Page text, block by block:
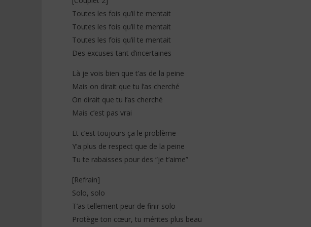
Toutes les fois qu’il te mentait
Toutes les fois qu’il te mentait
Toutes les fois qu’il te mentait
Des excuses tant d’incertaines
Là je vois bien que t’as de la peine
Mais on dirait que tu l’as cherché
On dirait que tu l’as cherché
Mais c’est pas vrai
Et c’est toujours ça le problème
Y’a plus de respect que de la peine
Tu te rabaisses pour des “je t’aime”
[Refrain]
Solo, solo
T’as tellement peur de finir solo
Protège ton cœur, tu mérites plus beau